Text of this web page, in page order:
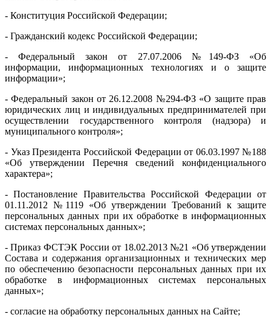
- Конституция Российской Федерации;
- Гражданский кодекс Российской Федерации;
- Федеральный закон от 27.07.2006 №149-ФЗ «Об
информации, информационных технологиях и о защите
информации»;
- Федеральный закон от 26.12.2008 №294-ФЗ «О защите прав
юридических лиц и индивидуальных предпринимателей при
осуществлении государственного контроля (надзора) и
муниципального контроля»;
- Указ Президента Российской Федерации от 06.03.1997 №188
«Об утверждении Перечня сведений конфиденциального
характера»;
- Постановление Правительства Российской Федерации от
01.11.2012 №1119 «Об утверждении Требований к защите
персональных данных при их обработке в информационных
системах персональных данных»;
- Приказ ФСТЭК России от 18.02.2013 №21 «Об утверждении
Состава и содержания организационных и технических мер
по обеспечению безопасности персональных данных при их
обработке в информационных системах персональных
данных»;
- согласие на обработку персональных данных на Сайте;